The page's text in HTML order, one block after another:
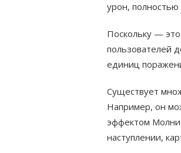
урон,
Поскольку —
пользователей
единиц
Существует
Например, он
эффектом
наступлении,